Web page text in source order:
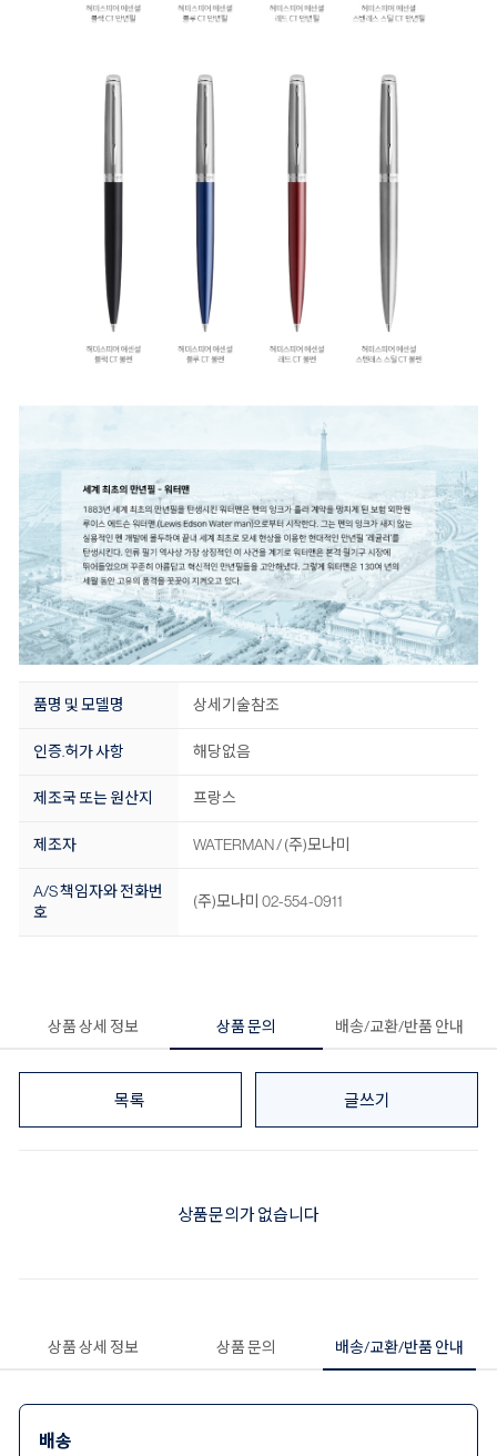
품명 및 모델명 상세기술참조
인증.허가 사항 해당없음
제조국 또는 원산지 프랑스
제조자 WATERMAN / (주)모나미
A/S 책임자와 전화번
호
(주)모나미 02-554-0911
상품 상세 정보 상품 문의 배송/교환/반품 안내
목록 글쓰기
상품문의가 없습니다
상품 상세 정보 상품 문의 배송/교환/반품 안내
배송